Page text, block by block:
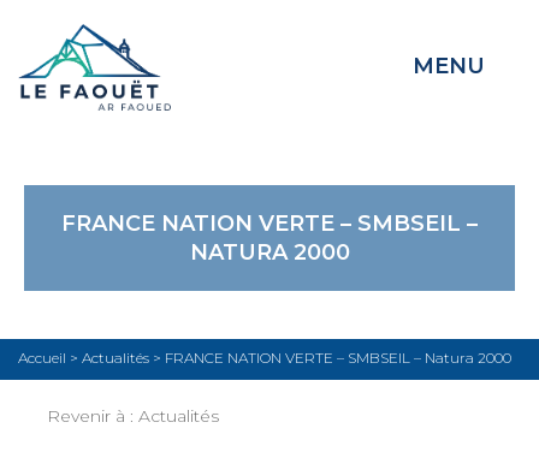
MENU
FRANCE NATION VERTE – SMBSEIL –
NATURA 2000
Accueil > Actualités > FRANCE NATION VERTE – SMBSEIL – Natura 2000
Revenir à : Actualités